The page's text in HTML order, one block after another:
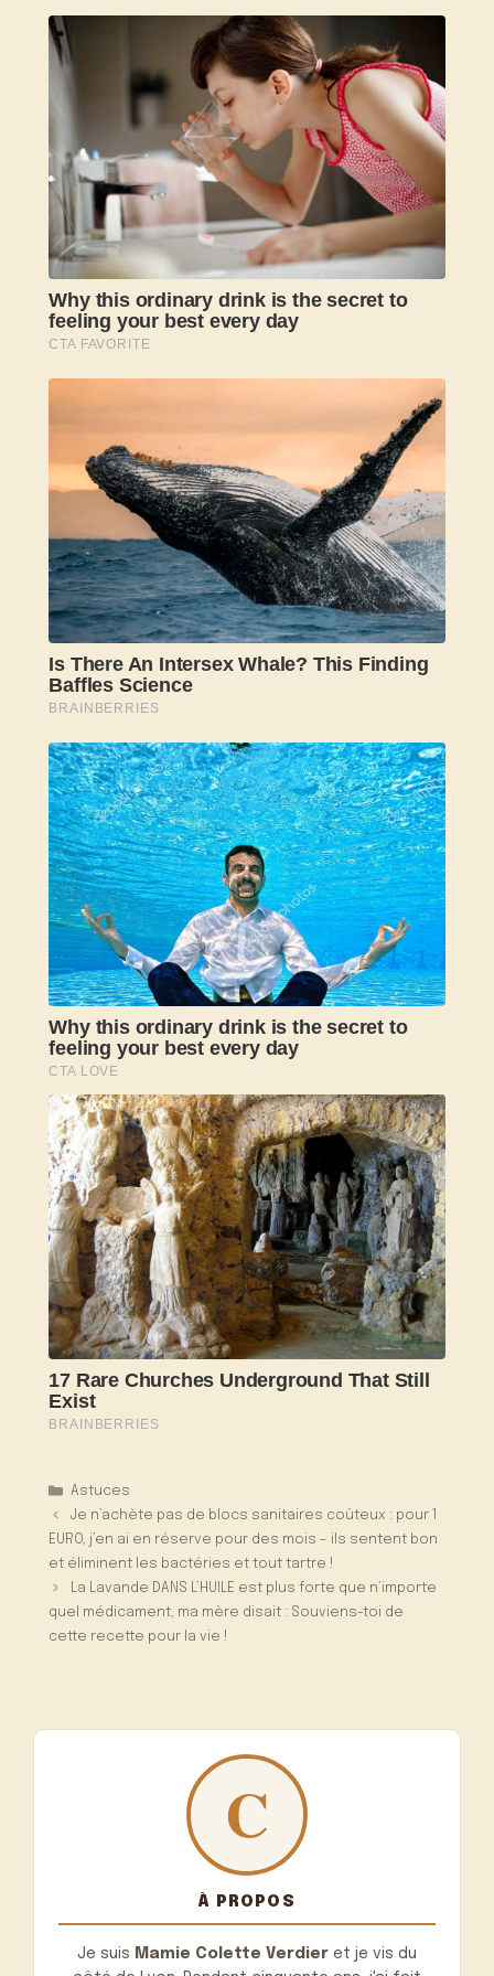
Catégories
Astuces
Je n’achète pas de blocs sanitaires coûteux : pour 1
EURO, j’en ai en réserve pour des mois – ils sentent bon
et éliminent les bactéries et tout tartre !
La Lavande DANS L’HUILE est plus forte que n’importe
quel médicament, ma mère disait : Souviens-toi de
cette recette pour la vie !
À PROPOS
Je suis Mamie Colette Verdier et je vis du